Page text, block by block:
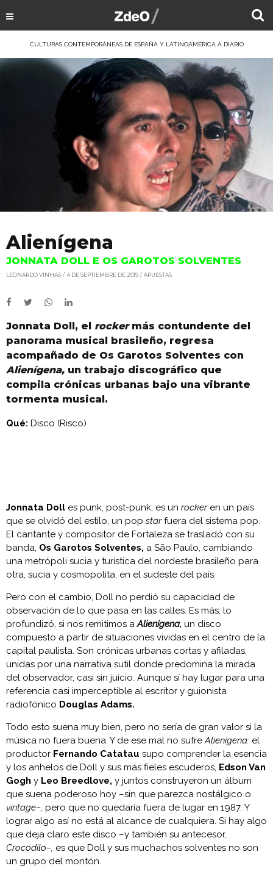
CULTURAS CONTEMPORÁNEAS DE ESPAÑA Y LATINOAMÉRICA A DIARIO
Alienígena
JONNATA DOLL E OS GAROTOS SOLVENTES
LEONARDO VINHAS 4 DE SEPTIEMBRE DE 2019 APUESTAS
Jonnata Doll, el rockermás contundente del
panorama musical brasileño, regresa
acompañado de Os Garotos Solventes con
Alienígena, un trabajo discográfico que
compila crónicas urbanas bajo una vibrante
tormenta musical.
Qué: Disco (Risco)
Jonnata Doll es punk, post-punk; es un rockeren un país
que se olvidó del estilo, un pop starfuera del sistema pop.
El cantante y compositor de Fortaleza se trasladó con su
banda, Os Garotos Solventes, a São Paulo, cambiando
una metrópoli sucia y turística del nordeste brasileño para
otra, sucia y cosmopolita, en el sudeste del país.
Pero con el cambio, Doll no perdió su capacidad de
observación de lo que pasa en las calles. Es más, lo
profundizó, si nos remitimos aAlienígena, un disco
compuesto a partir de situaciones vividas en el centro de la
capital paulista. Son crónicas urbanas cortas y afiladas,
unidas por una narrativa sutil donde predomina la mirada
del observador, casi sin juicio. Aunque sí hay lugar para una
referencia casi imperceptible al escritor y guionista
radiofónico Douglas Adams.
Todo esto suena muy bien, pero no sería de gran valor si la
música no fuera buena. Y de ese mal no sufreAlienígena: el
productor Fernando Catatau supo comprender la esencia
y los anhelos de Doll y sus más fieles escuderos, Edson Van
Gogh y Leo Breedlove, y juntos construyeron un álbum
que suena poderoso hoy –sin que parezca nostálgico o
vintage–, pero que no quedaría fuera de lugar en 1987. Y
lograr algo así no está al alcance de cualquiera. Si hay algo
que deja claro este disco –y también su antecesor,
Crocodilo–, es que Doll y sus muchachos solventes no son
un grupo del montón.